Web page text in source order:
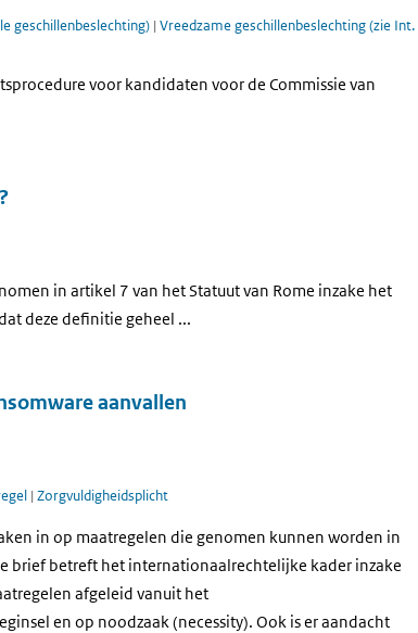
geschillenbeslechting) | Vreedzame geschillenbeslechting (zie Int.
voor kandidaten voor de Commissie van
in artikel 7 van het Statuut van Rome inzake het
deze definitie geheel ...
aanvallen
| Zorgvuldigheidsplicht
in op maatregelen die genomen kunnen worden in
brief betreft het internationaalrechtelijke kader inzake
afgeleid vanuit het
en op noodzaak (necessity). Ook is er aandacht